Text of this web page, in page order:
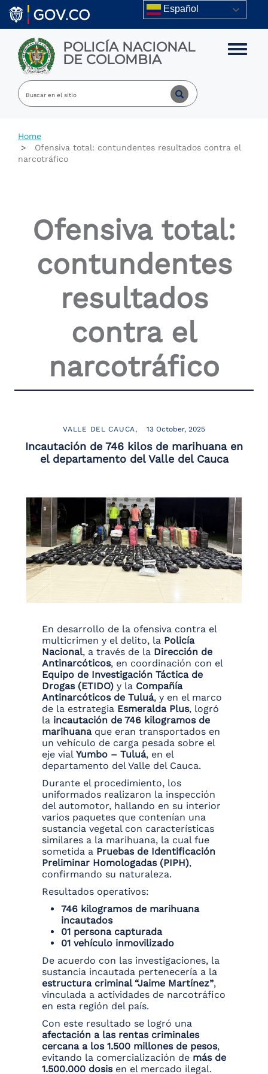
Skip to main content Español
POLICÍA NACIONAL
DE COLOMBIA Toggle
Home
Ofensiva total: contundentes resultados contra el
narcotráfico
Ofensiva total:
contundentes
resultados
contra el
narcotráfico
VALLE DEL CAUCA 13 October, 2025
Incautación de 746 kilos de marihuana en
el departamento del Valle del Cauca
En desarrollo de la ofensiva contra el
multicrimen y el delito, la Policía
Nacional, a través de la Dirección de
Antinarcóticos, en coordinación con el
Equipo de Investigación Táctica de
Drogas (ETIDO) y la Compañía
Antinarcóticos de Tuluá, y en el marco
de la estrategia Esmeralda Plus, logró
la incautación de 746 kilogramos de
marihuanaque eran transportados en
un vehículo de carga pesada sobre el
eje vial Yumbo – Tuluá, en el
departamento del Valle del Cauca.
Durante el procedimiento, los
uniformados realizaron la inspección
del automotor, hallando en su interior
varios paquetes que contenían una
sustancia vegetal con características
similares a la marihuana, la cual fue
sometida a Pruebas de Identificación
Preliminar Homologadas (PIPH),
confirmando su naturaleza.
Resultados operativos:
746 kilogramos de marihuana
incautados
01 persona capturada
01 vehículo inmovilizado
De acuerdo con las investigaciones, la
sustancia incautada pertenecería a la
estructura criminal “Jaime Martínez”,
vinculada a actividades de narcotráfico
en esta región del país.
Con este resultado se logró una
afectación a las rentas criminales
cercana a los 1.500 millones de pesos,
evitando la comercialización de más de
1.500.000 dosisen el mercado ilegal.